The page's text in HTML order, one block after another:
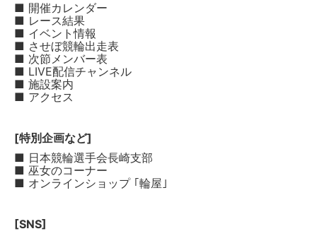
■ 開催カレンダー
■ レース結果
■ イベント情報
■ させぼ競輪出走表
■ 次節メンバー表
■ LIVE配信チャンネル
■ 施設案内
■ アクセス
[特別企画など]
■ 日本競輪選手会長崎支部
■ 巫女のコーナー
■ オンラインショップ ｢輪屋｣
[SNS]